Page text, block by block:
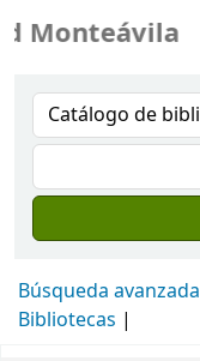
Búsqueda avanzada
Bibliotecas